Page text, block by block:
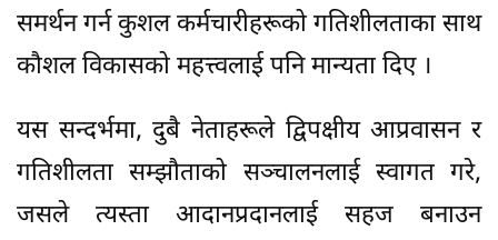
समर्थन गर्न कुशल कर्मचारीहरूको गतिशीलताका साथ
कौशल विकासको महत्त्वलाई पनि मान्यता दिए ।
यस सन्दर्भमा, दुबै नेताहरूले द्विपक्षीय आप्रवासन र
गतिशीलता सम्झौताको सञ्चालनलाई स्वागत गरे,
जसले त्यस्ता आदानप्रदानलाई सहज बनाउन